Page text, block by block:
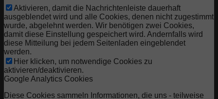
Aktivieren, damit die Nachrichtenleiste dauerhaft
ausgeblendet wird und alle Cookies, denen nicht zugestimmt
wurde, abgelehnt werden. Wir benötigen zwei Cookies,
damit diese Einstellung gespeichert wird. Andernfalls wird
diese Mitteilung bei jedem Seitenladen eingeblendet
werden.
Hier klicken, um notwendige Cookies zu
aktivieren/deaktivieren.
Google Analytics Cookies
Diese Cookies sammeln Informationen, die uns - teilweise